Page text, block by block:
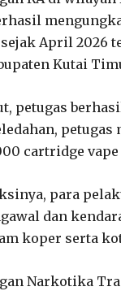
April 2026
Kutai
petugas
petugas
cartridge
para
dan
koper serta
Narkotika